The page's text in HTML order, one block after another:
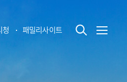
청 패밀리사이트